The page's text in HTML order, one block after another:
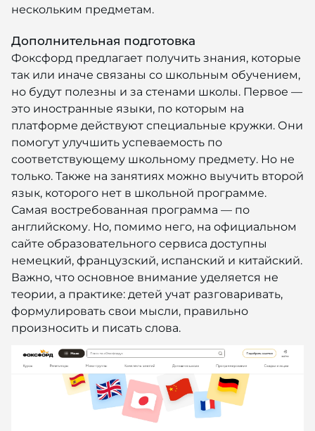
нескольким предметам.
Дополнительная подготовка
Фоксфорд предлагает получить знания, которые
так или иначе связаны со школьным обучением,
но будут полезны и за стенами школы. Первое —
это иностранные языки, по которым на
платформе действуют специальные кружки. Они
помогут улучшить успеваемость по
соответствующему школьному предмету. Но не
только. Также на занятиях можно выучить второй
язык, которого нет в школьной программе.
Самая востребованная программа — по
английскому. Но, помимо него, на официальном
сайте образовательного сервиса доступны
немецкий, французский, испанский и китайский.
Важно, что основное внимание уделяется не
теории, а практике: детей учат разговаривать,
формулировать свои мысли, правильно
произносить и писать слова.